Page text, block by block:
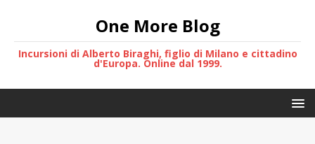
One More Blog
Incursioni di Alberto Biraghi, figlio di Milano e cittadino
d'Europa. Online dal 1999.